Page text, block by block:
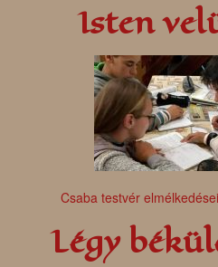
Isten
Csaba testvér elmélkedései
Légy